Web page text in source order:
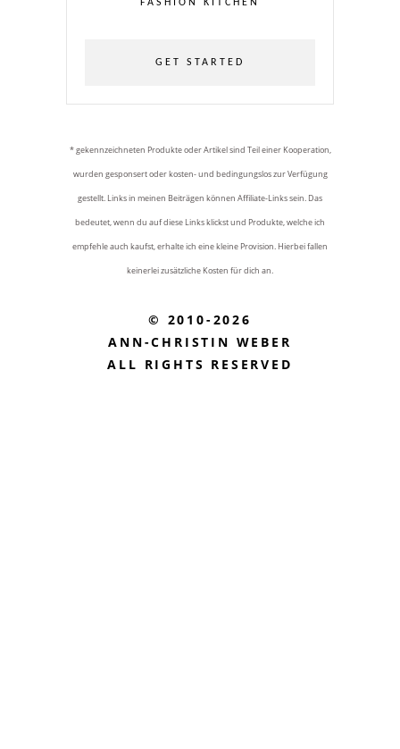
FASHION KITCHEN
GET STARTED
* gekennzeichneten Produkte oder Artikel sind Teil einer Kooperation,
wurden gesponsert oder kosten- und bedingungslos zur Verfügung
gestellt. Links in meinen Beiträgen können Affiliate-Links sein. Das
bedeutet, wenn du auf diese Links klickst und Produkte, welche ich
empfehle auch kaufst, erhalte ich eine kleine Provision. Hierbei fallen
keinerlei zusätzliche Kosten für dich an.
© 2010-2026
ANN-CHRISTIN WEBER
ALL RIGHTS RESERVED